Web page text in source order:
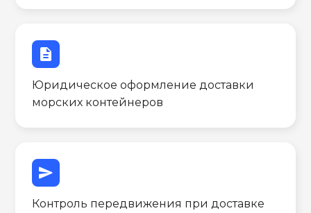
description
Юридическое оформление доставки
морских контейнеров
send
Контроль передвижения при доставке